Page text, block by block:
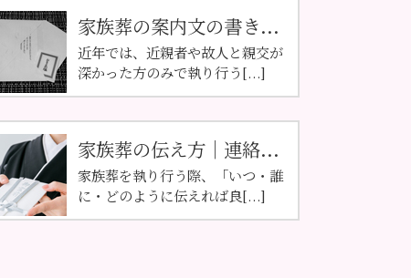
家族葬の案内文の書き...
近年では、近親者や故人と親交が
深かった方のみで執り行う[...]
家族葬の伝え方｜連絡...
家族葬を執り行う際、「いつ・誰
に・どのように伝えれば良[...]